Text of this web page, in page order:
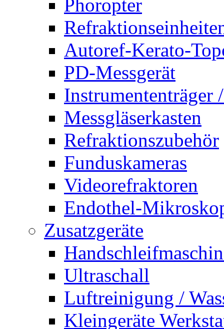
Phoropter
Autoref-Kerato-
PD-Messgerät
Instrumententräger
Messgläserkasten
Refraktionszubehör
Funduskameras
Videorefraktoren
Endothel-
Zusatzgeräte
Ultraschall
Luftreinigung /
Kleingeräte